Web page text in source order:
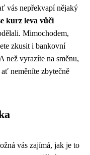
vás nepřekvapí nějaký
kurz leva vůči
Mimochodem,
zkusit i bankovní
než vyrazíte na směnu,
neměníte zbytečně
vás zajímá, jak je to